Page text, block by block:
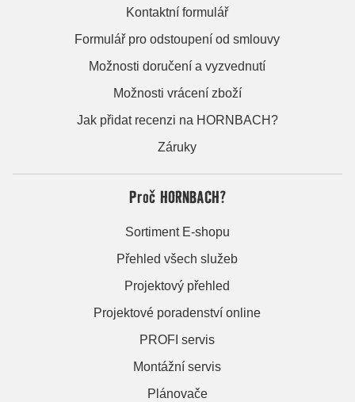
Kontaktní formulář
Formulář pro odstoupení od smlouvy
Možnosti doručení a vyzvednutí
Možnosti vrácení zboží
Jak přidat recenzi na HORNBACH?
Záruky
Proč HORNBACH?
Sortiment E-shopu
Přehled všech služeb
Projektový přehled
Projektové poradenství online
PROFI servis
Montážní servis
Plánovače